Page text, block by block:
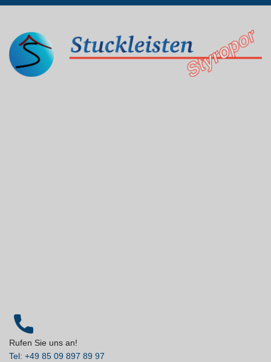
Rufen Sie uns an!
Tel: +49 85 09 897 89 97